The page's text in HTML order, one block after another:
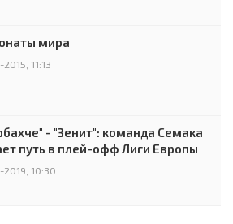
мира
11:13
- "Зенит": команда Семака
путь в плей-офф Лиги Европы
2019, 10:30